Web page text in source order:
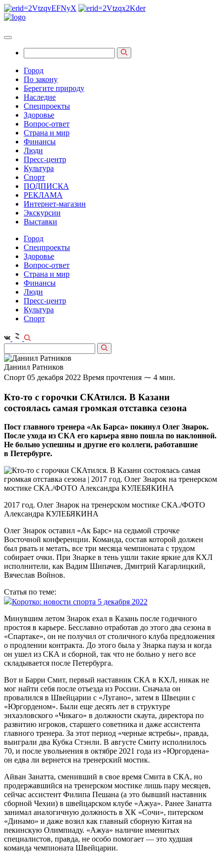
Город
По закону
Берегите природу
Наследие
Спецпроекты
Здоровье
Вопрос-ответ
Страна и мир
Финансы
Люди
Пресс-центр
Культура
Спорт
ПОДПИСКА
РЕКЛАМА
Интернет-магазин
Экскурсии
Выставки
Город
Спецпроекты
Здоровье
Вопрос-ответ
Страна и мир
Финансы
Люди
Пресс-центр
Культура
Спорт
Даниил Ратников
Спорт 05 декабря 2022 Время прочтения ⁓ 4 мин.
Кто‑то с горочки СКАтился. В Казани
состоялась самая громкая отставка сезона
Пост главного тренера «Ак Барса» покинул Олег Знарок.
После ухода из СКА его карьера явно пошла по наклонной.
Не больно успешны и другие его коллеги, работавшие
в Петербурге.
2017 год. Олег Знарок на тренерском мостике СКА./ФОТО
Александра КУЛЕБЯКИНА
Олег Знарок оставил «Ак Барс» на седьмой строчке
Восточной конференции. Команда, состав которой должен
был рвать и метать, все три месяца чемпионата с трудом
собирает очки. При Знарке в тень ушли такие яркие для КХЛ
исполнители, как Вадим Шипачев, Дмитрий Кагарлицкий,
Вячеслав Войнов.
Статья по теме:
Коротко: новости спорта 5 декабря 2022
Минувшим летом Знарок ехал в Казань после годичного
простоя в карьере. Бесславно отработав до этого два сезона в
«Спартаке», он не получил от столичного клуба предложения
о продлении контракта. До этого была у Знарка пауза и когда
он ушел из СКА и сборной, так что не больно у него все
складывается после Петербурга.
Вот и Барри Смит, первый наставник СКА в КХЛ, никак не
мог найти себя после отъезда из России. Сначала он
провалился в Швейцарии с «Лугано», затем в Швеции с
«Юргорденом». Были еще десять лет в структуре
энхаэловского «Чикаго» в должности скаута, директора по
развитию игроков, старшего советника и даже ассистента
главного тренера. За этот период «черные ястребы», правда,
выиграли два Кубка Стэнли. В августе Смиту исполнилось
70, и после увольнения в октябре 2021 года из «Юргордена»
он едва ли вернется на тренерский мостик.
Айван Занатта, сменивший в свое время Смита в СКА, но
продержавшийся на тренерском мостике лишь пару месяцев,
сейчас ассистент Филипа Пешана (а это бывший наставник
сборной Чехии) в швейцарском клубе «Ажуа». Ранее Занатта
занимал аналогичную должность в ХК «Сочи», питерском
«Динамо» и даже возил как главный сборную Китая на
пекинскую Олимпиаду. «Ажуа» наличие именитых
специалистов, правда, не особо помогает — это худшая
команда чемпионата Швейцарии.